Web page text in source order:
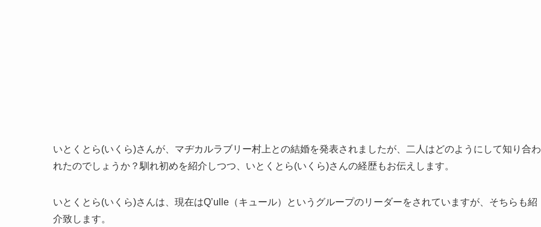
いとくとら(いくら)さんが、マヂカルラブリー村上との結婚を発表されましたが、二人はどのようにして知り合わ
れたのでしょうか？馴れ初めを紹介しつつ、いとくとら(いくら)さんの経歴もお伝えします。
いとくとら(いくら)さんは、現在はQ’ulle（キュール）というグループのリーダーをされていますが、そちらも紹
介致します。